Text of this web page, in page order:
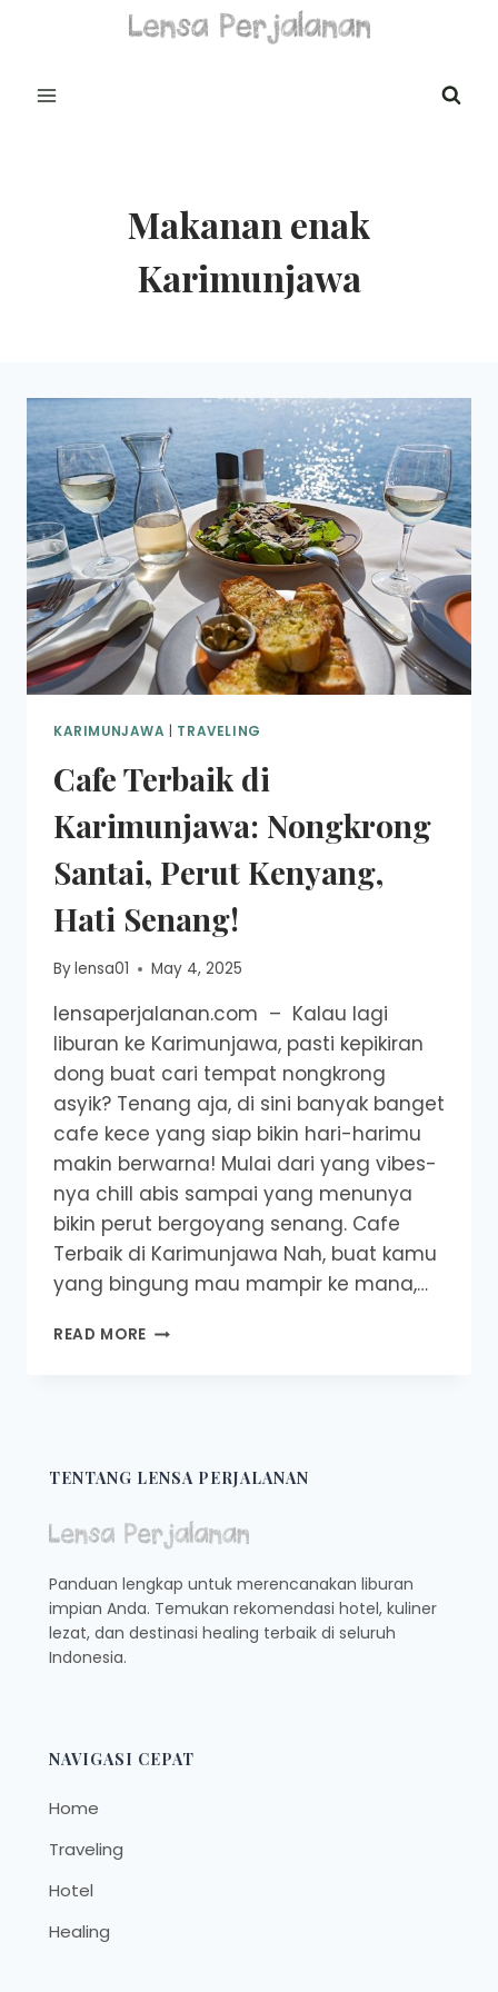
Makanan enak
Karimunjawa
KARIMUNJAWA TRAVELING
Cafe Terbaik di
Karimunjawa: Nongkrong
Santai, Perut Kenyang,
Hati Senang!
Bylensa01 May 4, 2025
lensaperjalanan.com – Kalau lagi
liburan ke Karimunjawa, pasti kepikiran
dong buat cari tempat nongkrong
asyik? Tenang aja, di sini banyak banget
cafe kece yang siap bikin hari-harimu
makin berwarna! Mulai dari yang vibes-
nya chill abis sampai yang menunya
bikin perut bergoyang senang. Cafe
Terbaik di Karimunjawa Nah, buat kamu
yang bingung mau mampir ke mana,…
READ MORE CAFE
PERUT
SENANG!
TENTANG LENSA PERJALANAN
Panduan lengkap untuk merencanakan liburan
impian Anda. Temukan rekomendasi hotel, kuliner
lezat, dan destinasi healing terbaik di seluruh
Indonesia.
NAVIGASI CEPAT
Home
Traveling
Hotel
Healing